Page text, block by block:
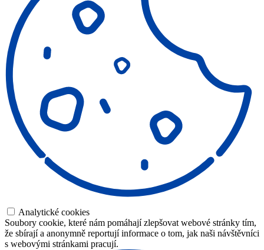
Analytické cookies
Soubory cookie, které nám pomáhají zlepšovat webové stránky tím,
že sbírají a anonymně reportují informace o tom, jak naši návštěvníci
s webovými stránkami pracují.